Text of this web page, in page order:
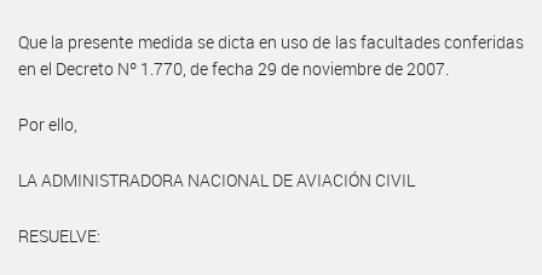
Que la presente medida se dicta en uso de las facultades conferidas
en el Decreto Nº 1.770, de fecha 29 de noviembre de 2007.
Por ello,
LA ADMINISTRADORA NACIONAL DE AVIACIÓN CIVIL
RESUELVE: